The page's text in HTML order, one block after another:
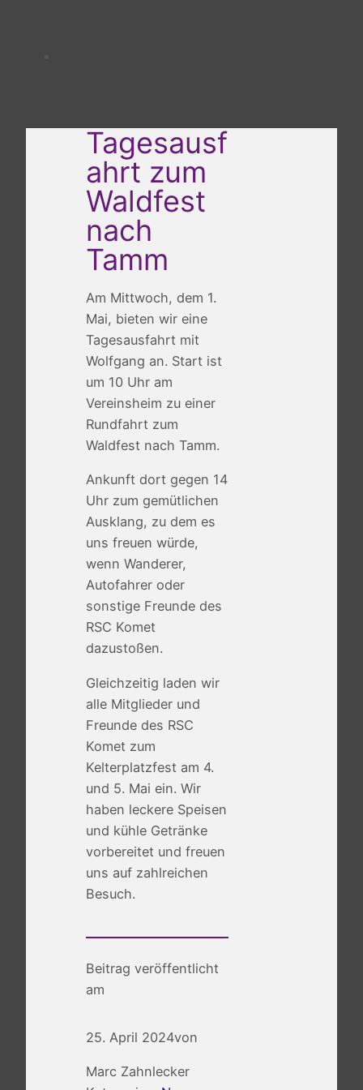
Tagesausf
ahrt zum
Waldfest
nach
Tamm
Am Mittwoch, dem 1.
Mai, bieten wir eine
Tagesausfahrt mit
Wolfgang an. Start ist
um 10 Uhr am
Vereinsheim zu einer
Rundfahrt zum
Waldfest nach Tamm.
Ankunft dort gegen 14
Uhr zum gemütlichen
Ausklang, zu dem es
uns freuen würde,
wenn Wanderer,
Autofahrer oder
sonstige Freunde des
RSC Komet
dazustoßen.
Gleichzeitig laden wir
alle Mitglieder und
Freunde des RSC
Komet zum
Kelterplatzfest am 4.
und 5. Mai ein. Wir
haben leckere Speisen
und kühle Getränke
vorbereitet und freuen
uns auf zahlreichen
Besuch.
Beitrag veröffentlicht
am
25. April 2024von
Marc Zahnlecker